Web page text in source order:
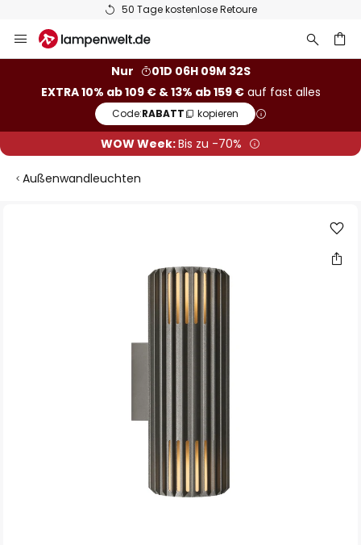
50 Tage kostenlose Retoure
Inhalt
Nur
01D 06H 09M 32S
EXTRA 10% ab 109 € & 13% ab 159 €auf fast alles
Code:RABATT kopieren
WOW Week:Bis zu -70%
Außenwandleuchten